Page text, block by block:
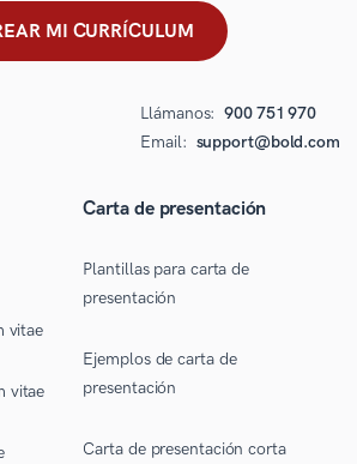
MI CURRÍCULUM
Llámanos: 900 751 970
Email: support@bold.com
vitae
vitae
Carta de presentación
Plantillas para carta de
presentación
Ejemplos de carta de
presentación
Carta de presentación corta